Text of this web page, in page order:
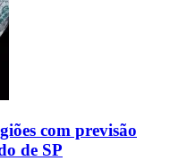
com previsão
de SP